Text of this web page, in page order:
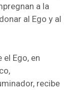
a la
al Ego y al
Ego, en
recibe